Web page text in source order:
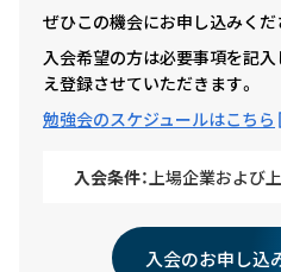
ぜひこの機会にお申し込みくだ
入会希望の方は必要事項を記
え登録させていただきます。
勉強会のスケジュールはこちら
入会条件：上場企業および
入会のお申し込